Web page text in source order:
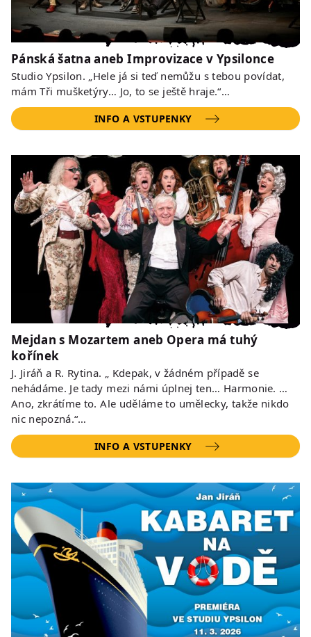
Pánská šatna aneb Improvizace v Ypsilonce
Studio Ypsilon. „Hele já si teď nemůžu s tebou povídat,
mám Tři mušketýry… Jo, to se ještě hraje.“…
INFO A VSTUPENKY
Mejdan s Mozartem aneb Opera má tuhý
kořínek
J. Jiráň a R. Rytina. „ Kdepak, v žádném případě se
nehádáme. Je tady mezi námi úplnej ten… Harmonie. …
Ano, zkrátíme to. Ale uděláme to umělecky, takže nikdo
nic nepozná.“…
INFO A VSTUPENKY